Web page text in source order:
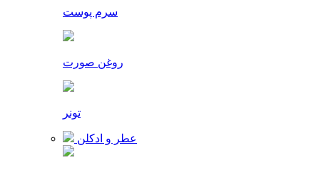
سرم پوست
روغن صورت
تونر
عطر و ادکلن